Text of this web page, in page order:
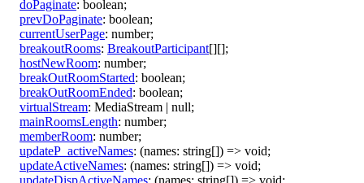
doPaginate: boolean;
prevDoPaginate: boolean;
currentUserPage: number;
breakoutRooms: BreakoutParticipant[][];
hostNewRoom: number;
breakOutRoomStarted: boolean;
breakOutRoomEnded: boolean;
virtualStream: MediaStream | null;
mainRoomsLength: number;
memberRoom: number;
updateP_activeNames: (names: string[]) => void;
updateActiveNames: (names: string[]) => void;
updateDispActiveNames: (names: string[]) => void;